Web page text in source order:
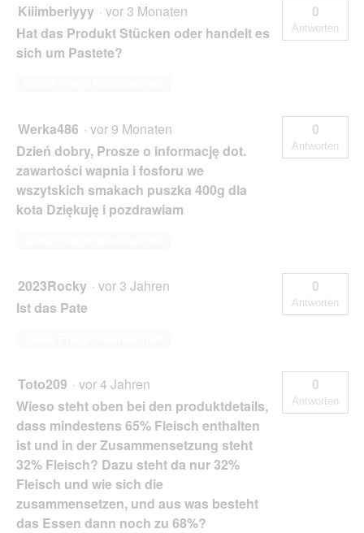
Kiiimberlyyy · vor 3 Monaten
Hat das Produkt Stücken oder handelt es
sich um Pastete?
0
Antworten
Werka486 · vor 9 Monaten
Dzień dobry, Prosze o informację dot.
zawartości wapnia i fosforu we
wszytskich smakach puszka 400g dla
kota Dziękuję i pozdrawiam
0
Antworten
2023Rocky · vor 3 Jahren
Ist das Pate
0
Antworten
Toto209 · vor 4 Jahren
Wieso steht oben bei den produktdetails,
dass mindestens 65% Fleisch enthalten
ist und in der Zusammensetzung steht
32% Fleisch? Dazu steht da nur 32%
Fleisch und wie sich die
zusammensetzen, und aus was besteht
das Essen dann noch zu 68%?
0
Antworten